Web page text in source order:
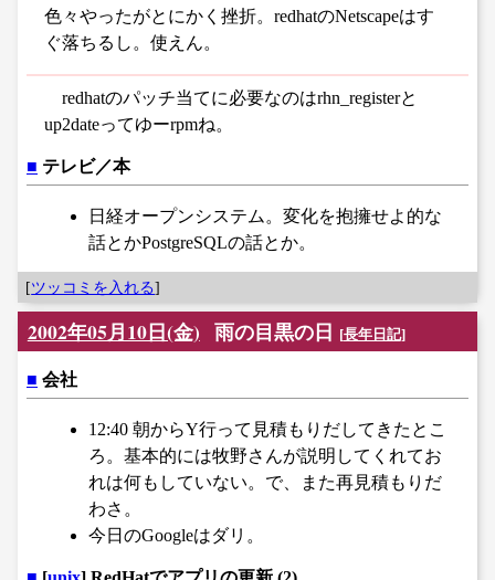
色々やったがとにかく挫折。redhatのNetscapeはす
ぐ落ちるし。使えん。
redhatのパッチ当てに必要なのはrhn_registerと
up2dateってゆーrpmね。
■ テレビ／本
日経オープンシステム。変化を抱擁せよ的な
話とかPostgreSQLの話とか。
[ツッコミを入れる]
2002年05月10日(金) 雨の目黒の日 [長年日記]
■ 会社
12:40 朝からY行って見積もりだしてきたとこ
ろ。基本的には牧野さんが説明してくれてお
れは何もしていない。で、また再見積もりだ
わさ。
今日のGoogleはダリ。